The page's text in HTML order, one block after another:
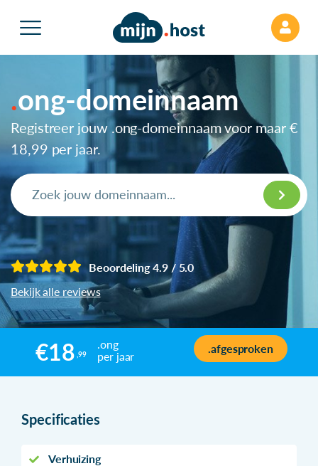
ong-domeinnaam
Registreer jouw .ong-domeinnaam voor maar €
18,99 per jaar.
Beoordeling 4.9 / 5.0
Bekijk alle reviews
€18 ,99
.ong
per jaar
.afgesproken
Specificaties
Verhuizing